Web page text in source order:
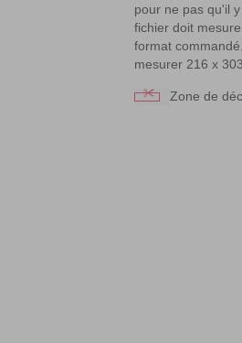
pour ne pas qu'il
fichier doit
format
mesurer 216 x
Zone de